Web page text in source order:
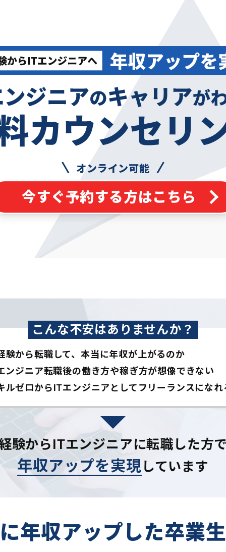
オンライン可能
今すぐ予約する方はこちら
こんな不安はありませんか？
験から転職して、本当に年収が上がるのか
ンジニア転職後の働き方や稼ぎ方が想像できない
ルゼロからITエンジニアとして フリーランスにな
験からITエンジニアに転職した方
年収アップを実現 しています
年収アップした卒業